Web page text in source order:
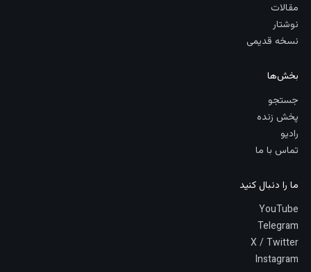
مقالات
نوشتار
نسخه قدیمی
بخش‌ها
جستجو
پخش زنده
رادیو
تماس با ما
ما را دنبال کنید
YouTube
Telegram
X / Twitter
Instagram